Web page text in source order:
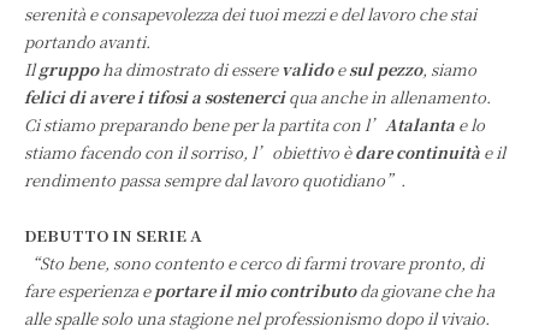
serenità e consapevolezza dei tuoi mezzi e del lavoro che stai
portando avanti.
Ilgruppo ha dimostrato di esserevalidoesul pezzo, siamo
felici di avere i tifosi a sostenerciqua anche in allenamento.
Ci stiamo preparando bene per la partita con l’ Atalanta e lo
stiamo facendo con il sorriso, l’obiettivo èdare continuità e il
rendimento passa sempre dal lavoro quotidiano”.
DEBUTTO IN SERIE A
“Sto bene, sono contento e cerco di farmi trovare pronto, di
fare esperienza eportare il mio contributoda giovane che ha
alle spalle solo una stagione nel professionismo dopo il vivaio.